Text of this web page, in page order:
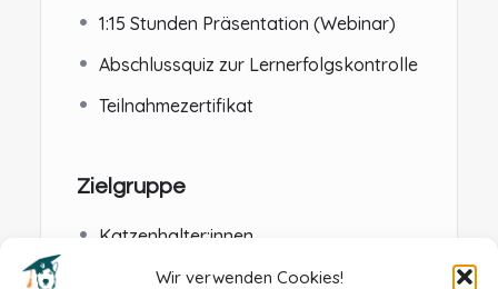
Wir verwenden Cookies!
1:15 Stunden Präsentation (Webinar)
Abschlussquiz zur Lernerfolgskontrolle
Teilnahmezertifikat
Zielgruppe
Katzenhalter:innen
Menschen, die mit Katzen arbeiten